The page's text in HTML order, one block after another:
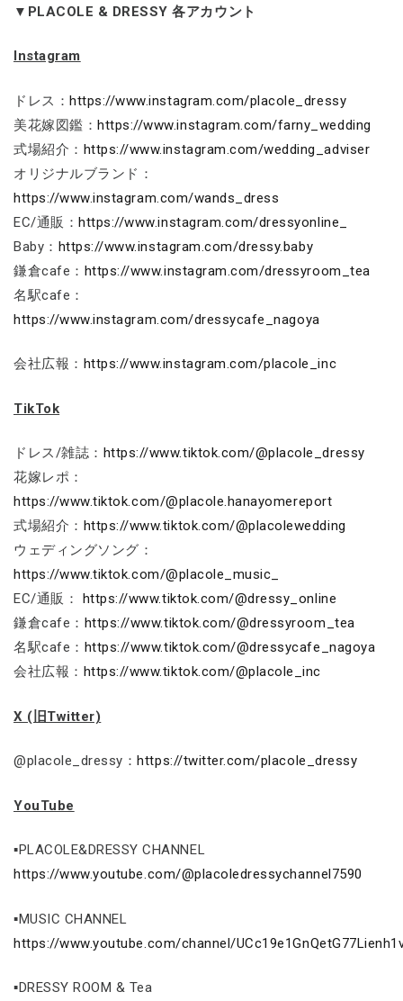
▼PLACOLE & DRESSY 各アカウント
Instagram
ドレス：https://www.instagram.com/placole_dressy
美花嫁図鑑：https://www.instagram.com/farny_wedding
式場紹介： https://www.instagram.com/wedding_adviser
オリジナルブランド：
https://www.instagram.com/wands_dress
EC/通販：https://www.instagram.com/dressyonline_
Baby： https://www.instagram.com/dressy.baby
鎌倉cafe： https://www.instagram.com/dressyroom_tea
名駅cafe：
https://www.instagram.com/dressycafe_nagoya
会社広報： https://www.instagram.com/placole_inc
TikTok
ドレス/雑誌： https://www.tiktok.com/@placole_dressy
花嫁レポ：
https://www.tiktok.com/@placole.hanayomereport
式場紹介： https://www.tiktok.com/@placolewedding
ウェディングソング：
https://www.tiktok.com/@placole_music_
EC/通販：
https://www.tiktok.com/@dressy_online
鎌倉cafe： https://www.tiktok.com/@dressyroom_tea
名駅cafe： https://www.tiktok.com/@dressycafe_nagoya
会社広報： https://www.tiktok.com/@placole_inc
X (旧Twitter)
@placole_dressy： https://twitter.com/placole_dressy
YouTube
▪PLACOLE&DRESSY CHANNEL
https://www.youtube.com/@placoledressychannel7590
▪MUSIC CHANNEL
https://www.youtube.com/channel/
▪DRESSY ROOM & Tea